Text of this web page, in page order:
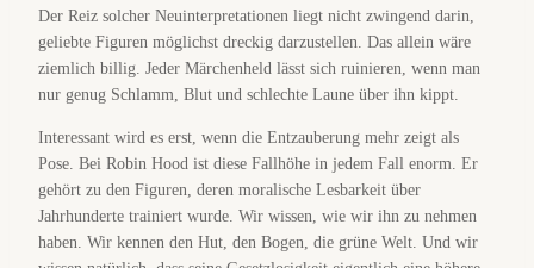
Der Reiz solcher Neuinterpretationen liegt nicht zwingend darin,
geliebte Figuren möglichst dreckig darzustellen. Das allein wäre
ziemlich billig. Jeder Märchenheld lässt sich ruinieren, wenn man
nur genug Schlamm, Blut und schlechte Laune über ihn kippt.
Interessant wird es erst, wenn die Entzauberung mehr zeigt als
Pose. Bei Robin Hood ist diese Fallhöhe in jedem Fall enorm. Er
gehört zu den Figuren, deren moralische Lesbarkeit über
Jahrhunderte trainiert wurde. Wir wissen, wie wir ihn zu nehmen
haben. Wir kennen den Hut, den Bogen, die grüne Welt. Und wir